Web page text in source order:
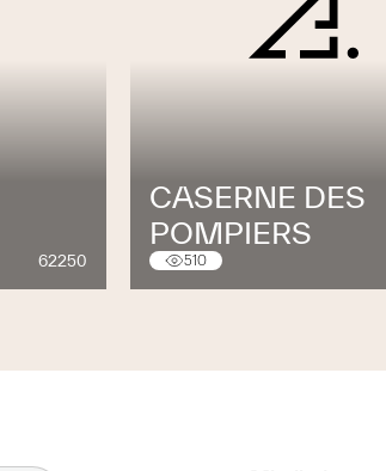
62250
CASERNE DES
POMPIERS
510